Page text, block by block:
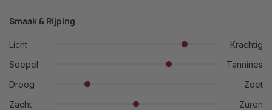
Smaak & Rijping
Licht
Krachtig
Soepel
Tannines
Droog
Zoet
Zacht
Zuren